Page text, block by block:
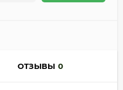
ОТЗЫВЫ 0